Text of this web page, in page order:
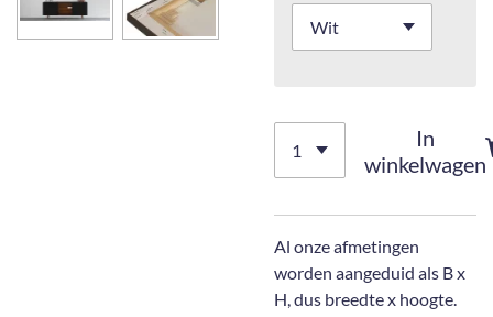
In
winkelwagen
Al onze afmetingen
worden aangeduid als B x
H, dus breedte x hoogte.